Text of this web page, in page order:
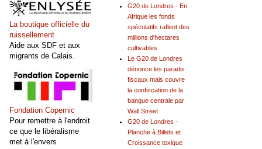
G20 de Londres - En
Afrique les fonds
spéculatifs raflent des
millions d'hectares
cultivables
Le G20 de Londres
dénonce les paradis
fiscaux mais couvre
la confiscation de la
banque centrale par
Wall Street
G20 de Londres -
Planche à Billets et
Croissance toxique
La boutique officielle du
ruissellement
Aide aux SDF et aux
migrants de Calais.
Fondation Copernic
Pour remettre à l'endroit
ce que le libéralisme
met à l'envers